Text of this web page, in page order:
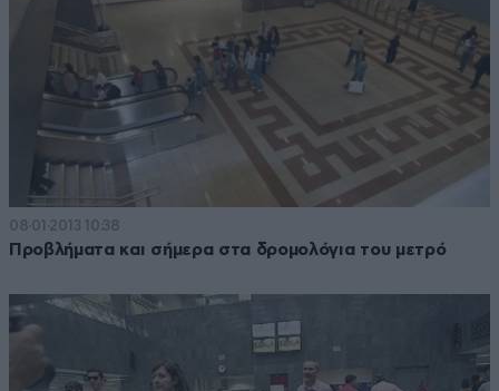
08·01·2013 10:38
Προβλήματα και σήμερα στα δρομολόγια του μετρό